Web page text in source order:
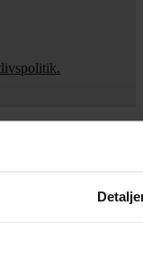
så skriv til